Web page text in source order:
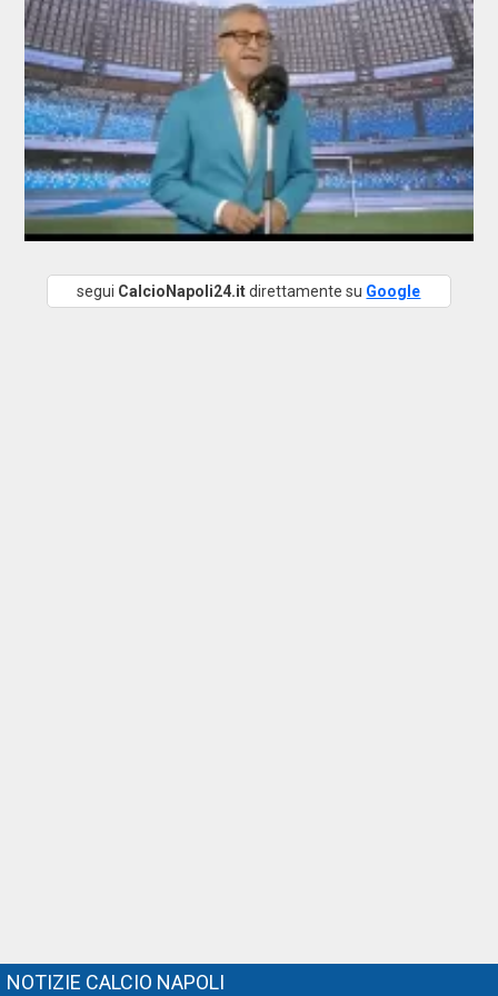
segui CalcioNapoli24.itdirettamente su Google
NOTIZIE CALCIO NAPOLI